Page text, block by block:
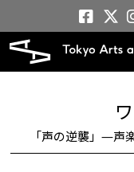
ト
「声の逆襲」―声